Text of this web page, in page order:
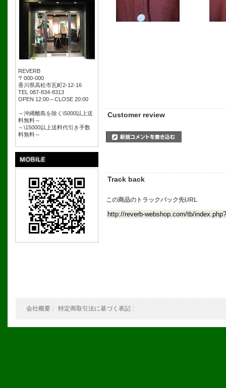
REVERB
〒000-000
香川県高松市瓦町2-12-16
TEL 087-834-8313
OPEN 12:00～CLOSE 20:00
～沖縄離島を除く\5000以上送
料無料～
～\15000以上送料代引き手数
料無料～
Customer review
Track back
この商品のトラックバック先URL
会社概要 特定商取引法に基づく表記